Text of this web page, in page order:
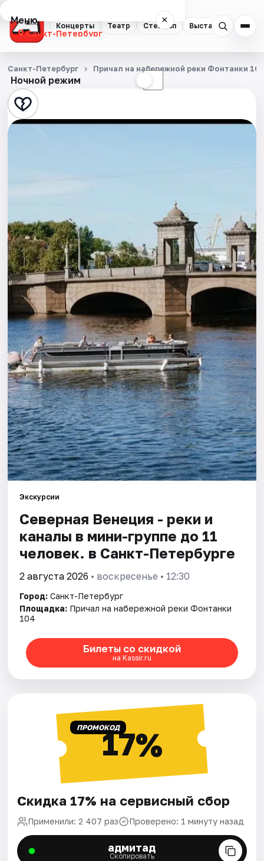
Концерты Театр Стендап Выставки
Меню ×
Санкт-Петербург
Концерты
Театр
Стендап
Спорт
События
Города
Площадки
Артисты
Рейтинги
Ночной режим ☾
Санкт-Петербург Причал на набережной реки Фонтанки
Экскурсии
Северная Венеция - реки и
каналы в мини-группе до 11
человек. в Санкт-Петербурге
2 августа 2026 • воскресенье • 12:30
Город: Санкт-Петербург
Площадка: Причал на набережной реки Фонтанки
104
Билеты со скидкой
на Kassir.ru
ПРОМОКОД17%
Скидка 17% на сервисный сбор
Применили: 2 407 раз Проверено: 1 минуту назад
адмитад
Скопировать